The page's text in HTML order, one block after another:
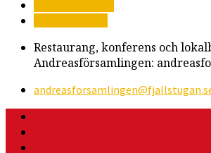
Restaurang, konferens och
Andreasförsamlingen: